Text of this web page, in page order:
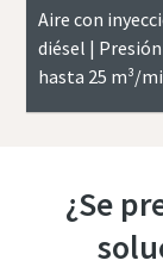
Aire con
diésel | Presión
hasta 25 m³/
¿Se